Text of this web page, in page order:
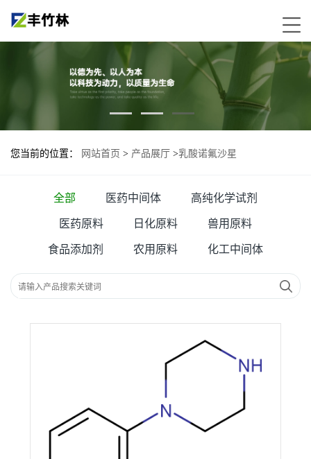
您当前的位置： 网站首页 > 产品展厅 >乳酸诺氟沙星
全部 医药中间体 高纯化学试剂
医药原料 日化原料 兽用原料
食品添加剂 农用原料 化工中间体